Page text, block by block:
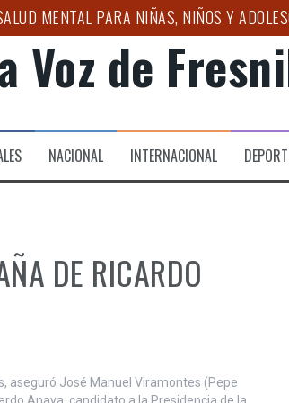
MENTAL PARA NIÑAS, NIÑOS Y
PARA TRASLADO CONFIABLE A LA
AL CAMPO ZACATECANO
DE LOCALIZACIÓN EN CERERESO
ZAPATA, EN FRESNILLO
Voz de
NACIONAL INTERNACIONAL
DE RICARDO
aseguró José Manuel Viramontes (Pepe